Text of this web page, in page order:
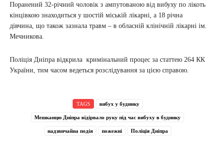
Поранений 32-річний чоловік з ампутованою від вибуху по лікоть
кінцівкою знаходиться у шостій міській лікарні, а 18 річна
дівчина, що також зазнала травм – в обласній клінічній лікарні ім.
Мечникова.
Поліція Дніпра відкрила кримінальний процес за статтею 264 КК
України, тим часом ведеться розслідування за цією справою.
TAGS вибух у будинку
Мешканцю Дніпра відірвало руку під час вибуху в будинку
надзвичайна подія пожежні Поліція Дніпра